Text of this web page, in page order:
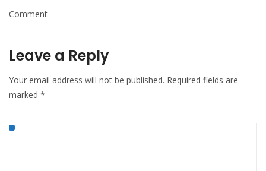
Comment
Leave a Reply
Your email address will not be published. Required fields are
marked *